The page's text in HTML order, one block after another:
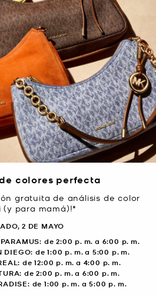
colores perfecta
gratuita de análisis de color
(y para mamá)!*
2 DE MAYO
de 2:00 p. m. a 6:00 p. m.
DIEGO: de 1:00 p. m. a 5:00 p. m.
de 12:00 p. m. a 4:00 p. m.
de 2:00 p. m. a 6:00 p. m.
de 1:00 p. m. a 5:00 p. m.